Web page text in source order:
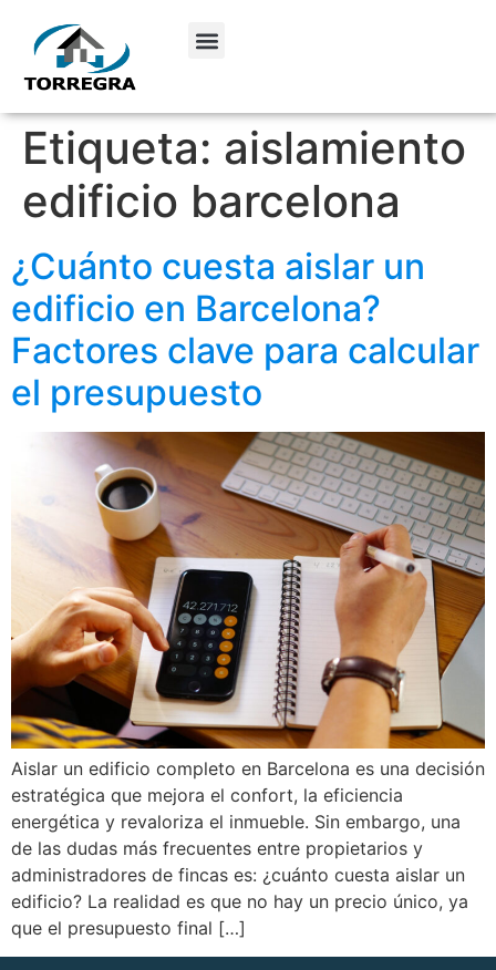
Etiqueta: aislamiento
edificio barcelona
¿Cuánto cuesta aislar un
edificio en Barcelona?
Factores clave para calcular
el presupuesto
Aislar un edificio completo en Barcelona es una decisión
estratégica que mejora el confort, la eficiencia
energética y revaloriza el inmueble. Sin embargo, una
de las dudas más frecuentes entre propietarios y
administradores de fincas es: ¿cuánto cuesta aislar un
edificio? La realidad es que no hay un precio único, ya
que el presupuesto final […]